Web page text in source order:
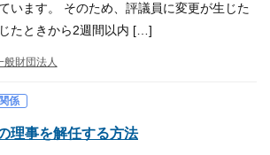
います。 そのため、評議員に変更が生じた
たときから2週間以内 […]
般財団法人
係
理事を解任する方法